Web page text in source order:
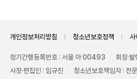
개인정보처리방침 청소년보호정책 사
정기간행등록번호 : 서울 아 00493
회장·
사장·편집인 : 임규진
청소년보호책임자 : 전운